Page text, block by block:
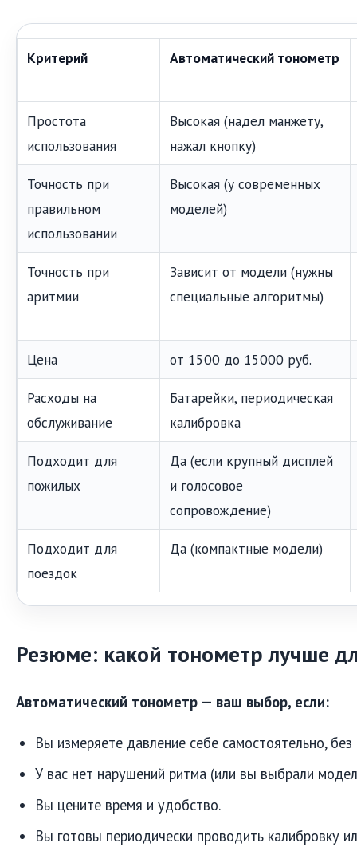
Критерий Автоматический тонометр
Простота
использования
Высокая (надел манжету,
нажал кнопку)
Точность при
правильном
использовании
Высокая (у современных
моделей)
Точность при
аритмии
Зависит от модели (нужны
специальные алгоритмы)
Цена от 1500 до 15000 руб.
Расходы на
обслуживание
Батарейки, периодическая
калибровка
Подходит для
пожилых
Да (если крупный дисплей
и голосовое
сопровождение)
Подходит для
поездок
Да (компактные модели)
Резюме: какой тонометр лучше
Автоматический тонометр — ваш выбор, если:
Вы измеряете давление себе самостоятельно,
У вас нет нарушений ритма (или вы выбрали
Вы цените время и удобство.
Вы готовы периодически проводить калибровку